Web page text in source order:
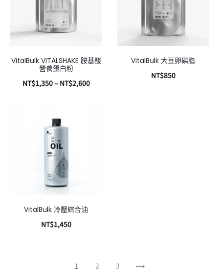
VitalBulk VITALSHAKE 胺基酸
營養蛋白粉
NT$1,350– NT$2,600
VitalBulk 大豆卵磷脂
NT$850
VitalBulk 冷壓綜合油
NT$1,450
1 2 3